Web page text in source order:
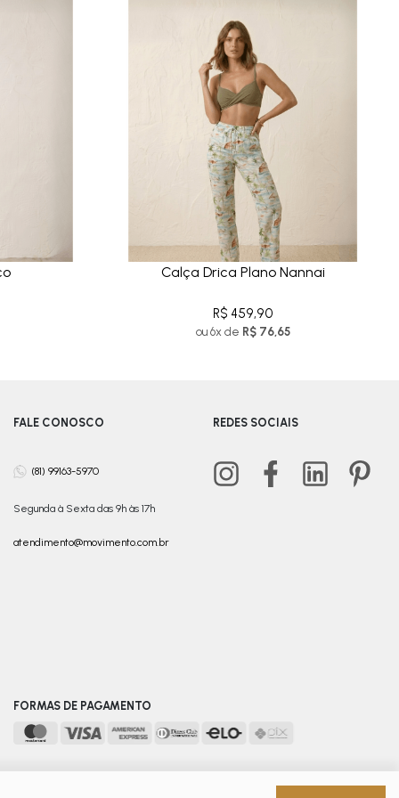
Calça Drica Plano Nannai
R$ 459,90
ou 6x de R$ 76,65
FALE CONOSCO
(81) 99163-5970
Segunda à Sexta das 9h às 17h
atendimento@movimento.com.br
REDES SOCIAIS
FORMAS DE PAGAMENTO